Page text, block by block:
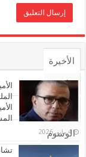
الأخيرة
الأشهر
تعليقات
الوسوم
4 مايو، 2026